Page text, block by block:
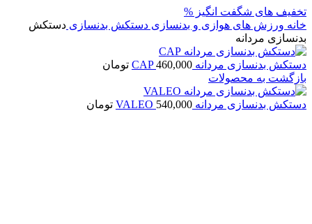
تخفیف های شگفت انگیز %
خانه ورزش های هوازی و بدنسازی دستکش بدنسازی دستکش
بدنسازی مردانه
دستکش بدنسازی مردانه CAP 460,000
تومان
بازگشت به محصولات
دستکش بدنسازی مردانه VALEO 540,000 تومان